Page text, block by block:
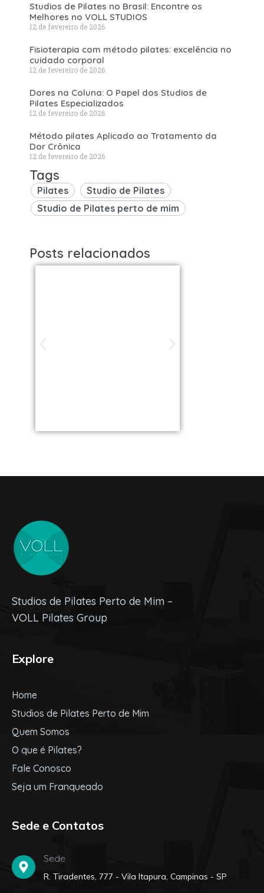
Studios de Pilates no Brasil: Encontre os
Melhores no VOLL STUDIOS
12 de fevereiro de 2026
Fisioterapia com método pilates: excelência no
cuidado corporal
12 de fevereiro de 2026
Dores na Coluna: O Papel dos Studios de
Pilates Especializados
12 de fevereiro de 2026
Método pilates Aplicado ao Tratamento da
Dor Crônica
12 de fevereiro de 2026
Tags
Pilates
Studio de Pilates
Studio de Pilates perto de mim
Posts relacionados
Studios de Pilates Perto de Mim –
VOLL Pilates Group
Explore
Home
Studios de Pilates Perto de Mim
Quem Somos
O que é Pilates?
Fale Conosco
Seja um Franqueado
Sede e Contatos
Sede
R. Tiradentes, 777 - Vila Itapura, Campinas - SP